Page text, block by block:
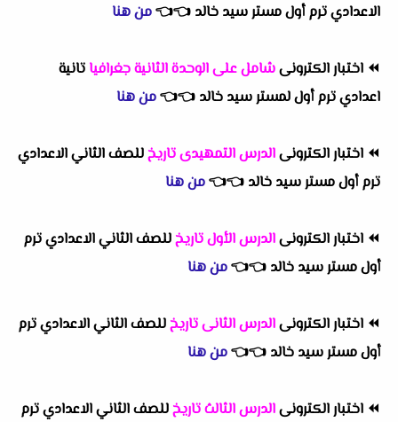
الاعدادي ترم أول مستر سيد خالد 👈
👈من هنا
⏪ اختبار الكترونىشامل على الوحدة الثانية جغرافياتانية
اعدادي ترم أول لمستر سيد خالد 👈
👈من هنا
⏪ اختبار الكترونىالدرس التمهيدى تاريخللصف الثاني الاعدادي
ترم أول مستر سيد خالد 👈
👈من هنا
⏪ اختبار الكترونىالدرس الأول تاريخللصف الثاني الاعدادي ترم
أول مستر سيد خالد 👈
👈من هنا
⏪ اختبار الكترونىالدرس الثانى تاريخللصف الثاني الاعدادي ترم
أول مستر سيد خالد 👈
👈من هنا
⏪ اختبار الكترونىالدرس الثالث تاريخللصف الثاني الاعدادي ترم